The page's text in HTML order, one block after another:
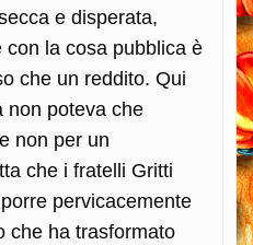
e disperata,
con la cosa pubblica è
che un reddito. Qui
non poteva che
non per un
che i fratelli Gritti
pervicacemente
che ha trasformato